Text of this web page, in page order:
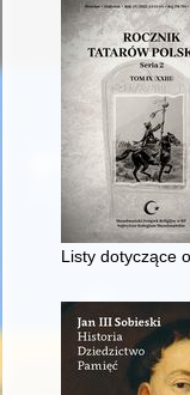
Listy dotyczące